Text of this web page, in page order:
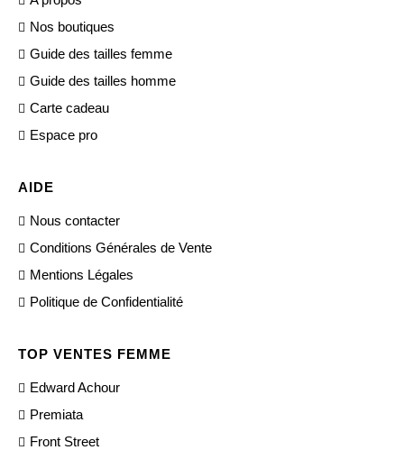
Nos boutiques
Guide des tailles femme
Guide des tailles homme
Carte cadeau
Espace pro
AIDE
Nous contacter
Conditions Générales de Vente
Mentions Légales
Politique de Confidentialité
TOP VENTES FEMME
Edward Achour
Premiata
Front Street